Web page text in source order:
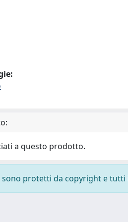
a questo prodotto.
sono protetti da copyright e